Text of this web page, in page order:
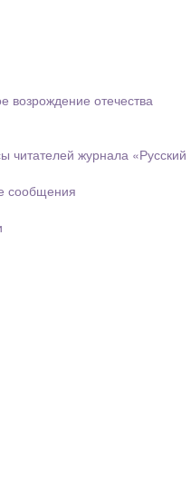
возрождение отечества
читателей журнала «Русский
сообщения